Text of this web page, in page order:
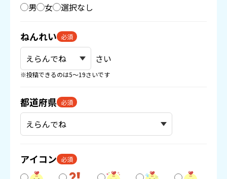
男 女 選択なし
ねんれい 必須
さい
※投稿できるのは5〜19さいです
都道府県 必須
アイコン 必須